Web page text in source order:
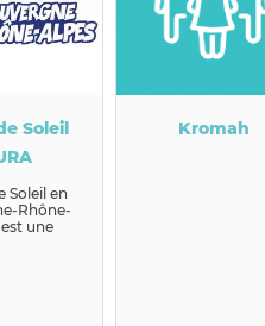
Soleil
Soleil en
Rhône-
une
Kromah